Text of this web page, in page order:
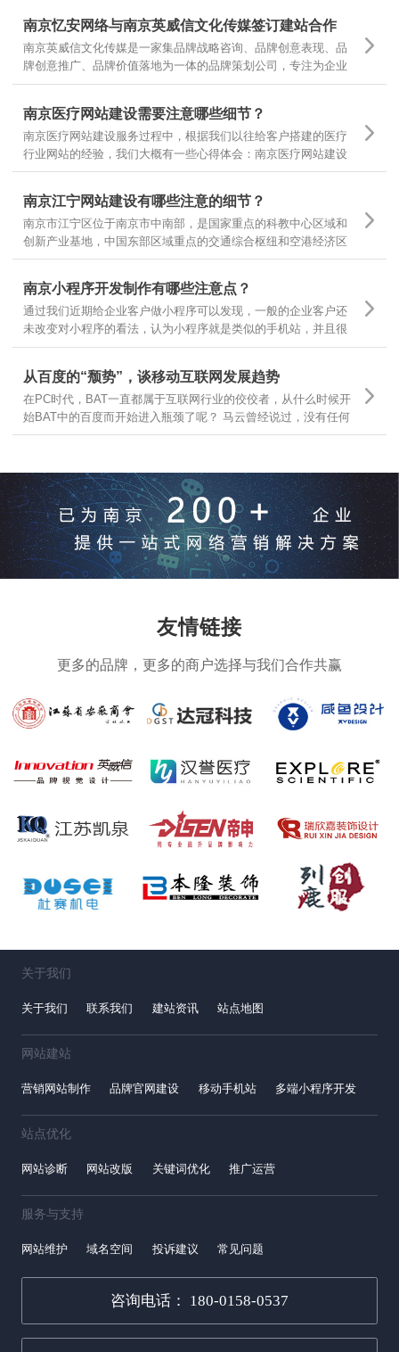
南京忆安网络与南京英威信文化传媒签订建站合作
南京英威信文化传媒是一家集品牌战略咨询、品牌创意表现、品
牌创意推广、品牌价值落地为一体的品牌策划公司，专注为企业
提供品牌定位和品牌设计 坚持专项调研，精准诊断，团队策划，
一种认可
南京医疗网站建设需要注意哪些细节？
南京医疗网站建设服务过程中，根据我们以往给客户搭建的医疗
行业网站的经验，我们大概有一些心得体会：南京医疗网站建设
基本有以下几个领域，有的企业做医疗器械，有的做医疗咨询，
域，结合自身需求，定位不同的医疗网站建设
南京江宁网站建设有哪些注意的细节？
南京市江宁区位于南京市中南部，是国家重点的科教中心区域和
创新产业基地，中国东部区域重点的交通综合枢纽和空港经济区
枢纽。南京江宁从东西南三面环抱南京主城区，航空、港口、铁
站建设有哪些需要注意的细节？
南京小程序开发制作有哪些注意点？
通过我们近期给企业客户做小程序可以发现，一般的企业客户还
未改变对小程序的看法，认为小程序就是类似的手机站，并且很
多客户都让我们按照手机站的样式和功能去开发小程序，是因为
大家分享下，那么小程序制作有哪些要点呢？
从百度的“颓势”，谈移动互联网发展趋势
在PC时代，BAT一直都属于互联网行业的佼佼者，从什么时候开
始BAT中的百度而开始进入瓶颈了呢？ 马云曾经说过，没有任何
一个互联网企业可以保证10年之内还能存在，可见互联网行业的
析，互联网发展的趋势和前景
友情链接
更多的品牌，更多的商户选择与我们合作共赢
关于我们
关于我们 联系我们 建站资讯 站点地图
网站建站
营销网站制作 品牌官网建设 移动手机站 多端小程序开发
站点优化
网站诊断 网站改版 关键词优化 推广运营
服务与支持
网站维护 域名空间 投诉建议 常见问题
咨询电话： 180-0158-0537